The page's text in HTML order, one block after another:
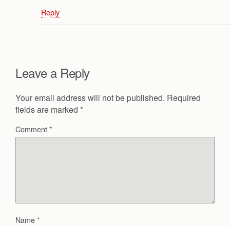
Reply
Leave a Reply
Your email address will not be published. Required
fields are marked *
Comment*
Name*